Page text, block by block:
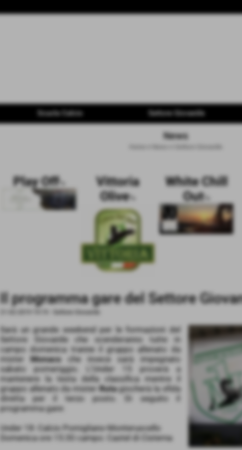
Scuola Calcio Settore Giovanile
News
Play Off">
Vittoria
Olive">
White Chill
Out
Il programma gare del Settore
Sarà un grande weekend per le formazioni del
Settore Giovanile che scenderanno tutte in
campo domenica tranne il gruppo allenato da
mister Monaco che invece sarà impegnato
sabato pomeriggio. L’Under 15 proverà a
mantenere la testa della classifica mentre il
gruppo allenato da mister Rutagiocherà la sfida
diretta per il terzo posto. Di seguito il
programma gare:
Under 18: Calcio Pomigliano-Monteruscello
Domenica ore 15:30 campo: Castel di Cisterna